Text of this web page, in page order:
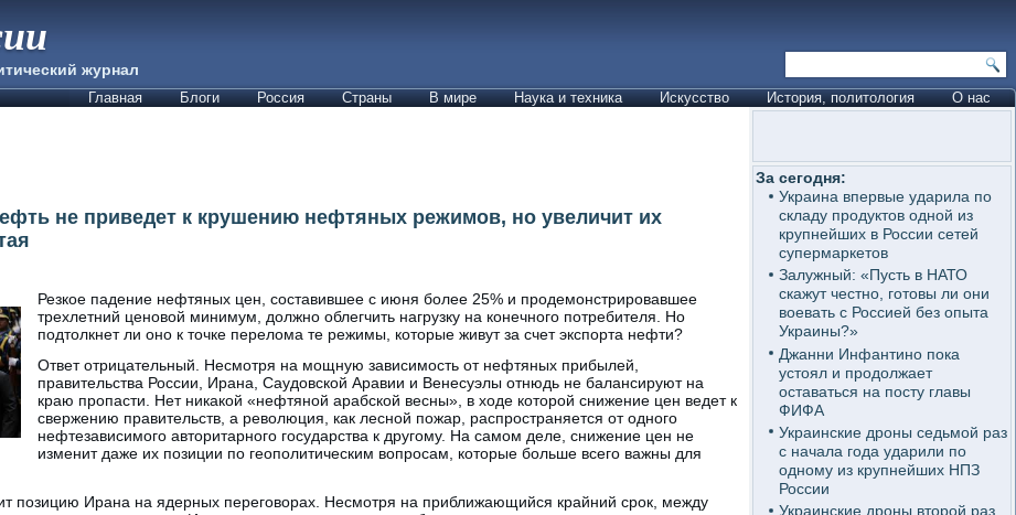
журнал
Главная Блоги Россия Страны В мире Наука и техника Искусство История, политология О нас
не приведет к крушению нефтяных режимов, но увеличит их
Резкое падение нефтяных цен, составившее с июня более 25% и продемонстрировавшее
трехлетний ценовой минимум, должно облегчить нагрузку на конечного потребителя. Но
подтолкнет ли оно к точке перелома те режимы, которые живут за счет экспорта нефти?
Ответ отрицательный. Несмотря на мощную зависимость от нефтяных прибылей,
правительства России, Ирана, Саудовской Аравии и Венесуэлы отнюдь не балансируют на
краю пропасти. Нет никакой «нефтяной арабской весны», в ходе которой снижение цен ведет к
свержению правительств, а революция, как лесной пожар, распространяется от одного
нефтезависимого авторитарного государства к другому. На самом деле, снижение цен не
изменит даже их позиции по геополитическим вопросам, которые больше всего важны для
позицию Ирана на ядерных переговорах. Несмотря на приближающийся крайний срок, между
За сегодня:
Украина впервые ударила по
складу продуктов одной из
крупнейших в России сетей
супермаркетов
Залужный: «Пусть в НАТО
скажут честно, готовы ли они
воевать с Россией без опыта
Украины?»
Джанни Инфантино пока
устоял и продолжает
оставаться на посту главы
ФИФА
Украинские дроны седьмой раз
с начала года ударили по
одному из крупнейших НПЗ
России
Украинские дроны второй раз